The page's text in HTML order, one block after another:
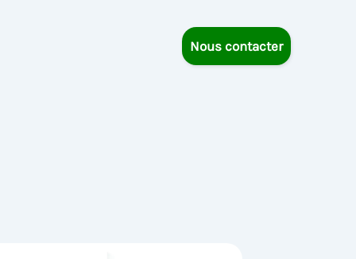
Nous contacter